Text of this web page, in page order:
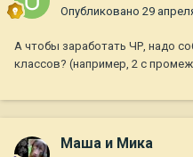
Опубликовано 29
А чтобы заработать ЧР, надо
классов? (например, 2 с
Маша и Мика